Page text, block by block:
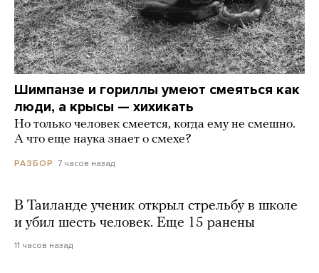
Шимпанзе и гориллы умеют смеяться как
люди, а крысы — хихикать
Но только человек смеется, когда ему не смешно.
А что еще наука знает о смехе?
РАЗБОР 7 часов назад
В Таиланде ученик открыл стрельбу в школе
и убил шесть человек. Еще 15 ранены
11 часов назад